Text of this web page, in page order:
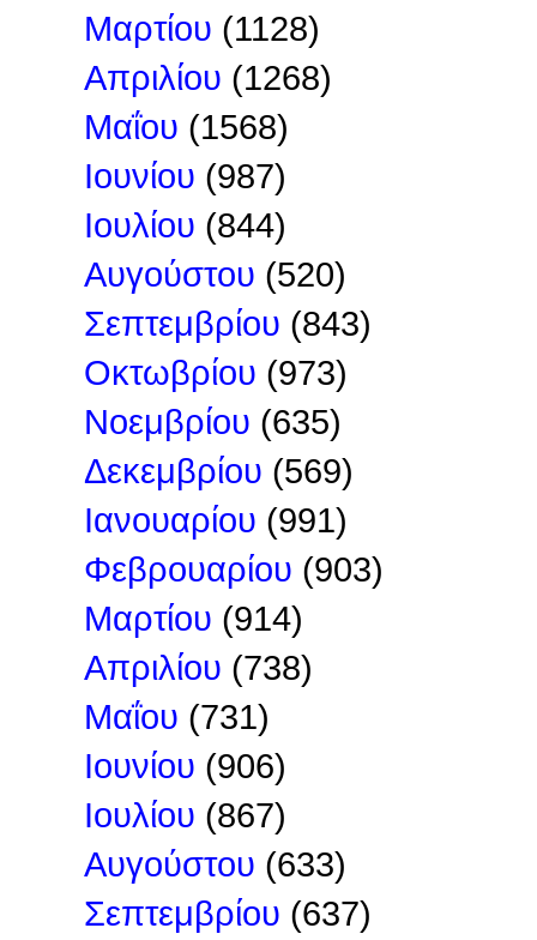
Μαρτίου (1128)
Απριλίου (1268)
Μαΐου (1568)
Ιουνίου (987)
Ιουλίου (844)
Αυγούστου (520)
Σεπτεμβρίου (843)
Οκτωβρίου (973)
Νοεμβρίου (635)
Δεκεμβρίου (569)
Ιανουαρίου (991)
Φεβρουαρίου (903)
Μαρτίου (914)
Απριλίου (738)
Μαΐου (731)
Ιουνίου (906)
Ιουλίου (867)
Αυγούστου (633)
Σεπτεμβρίου (637)